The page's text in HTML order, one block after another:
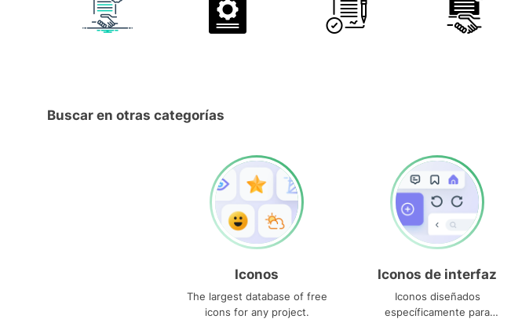
Buscar en otras categorías
Iconos
The largest database of free
icons for any project.
Iconos de interfaz
Iconos diseñados
específicamente para